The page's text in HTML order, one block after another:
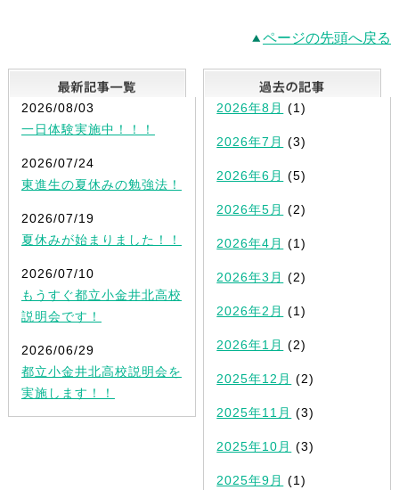
ページの先頭へ戻る
最新記事一覧
2026/08/03
一日体験実施中！！！
2026/07/24
東進生の夏休みの勉強法！
2026/07/19
夏休みが始まりました！！
2026/07/10
もうすぐ都立小金井北高校
説明会です！
2026/06/29
都立小金井北高校説明会を
実施します！！
2026年8月 (1)
2026年7月 (3)
2026年6月 (5)
2026年5月 (2)
2026年4月 (1)
2026年3月 (2)
2026年2月 (1)
2026年1月 (2)
2025年12月 (2)
2025年11月 (3)
2025年10月 (3)
2025年9月 (1)